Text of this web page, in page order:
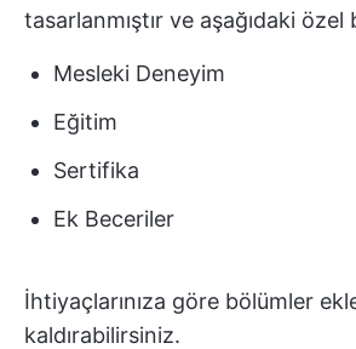
tasarlanmıştır ve aşağıdaki
Mesleki Deneyim
Eğitim
Sertifika
Ek Beceriler
İhtiyaçlarınıza göre bölümler
kaldırabilirsiniz.